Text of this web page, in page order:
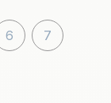
6 7